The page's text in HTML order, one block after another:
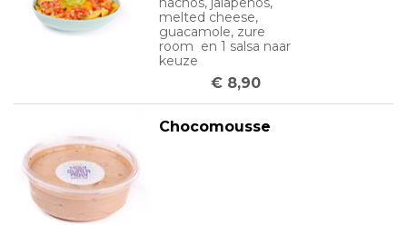
melted cheese,
guacamole, zure
room en 1 salsa naar
keuze
€ 8,90
Chocomousse